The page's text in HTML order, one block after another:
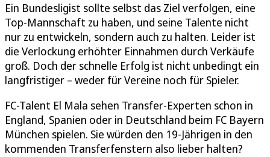
Ein Bundesligist sollte selbst das Ziel verfolgen, eine
Top-Mannschaft zu haben, und seine Talente nicht
nur zu entwickeln, sondern auch zu halten. Leider ist
die Verlockung erhöhter Einnahmen durch Verkäufe
groß. Doch der schnelle Erfolg ist nicht unbedingt ein
langfristiger – weder für Vereine noch für Spieler.
FC-Talent El Mala sehen Transfer-Experten schon in
England, Spanien oder in Deutschland beim FC Bayern
München spielen. Sie würden den 19-Jährigen in den
kommenden Transferfenstern also lieber halten?